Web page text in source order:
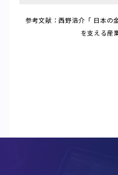
参考文献：西野浩介「 日本の
を支える